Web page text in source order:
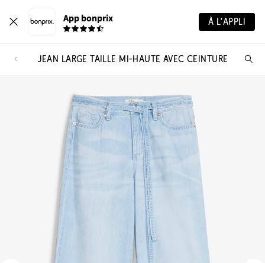
App bonprix À L’APPLI
JEAN LARGE TAILLE MI-HAUTE AVEC CEINTURE